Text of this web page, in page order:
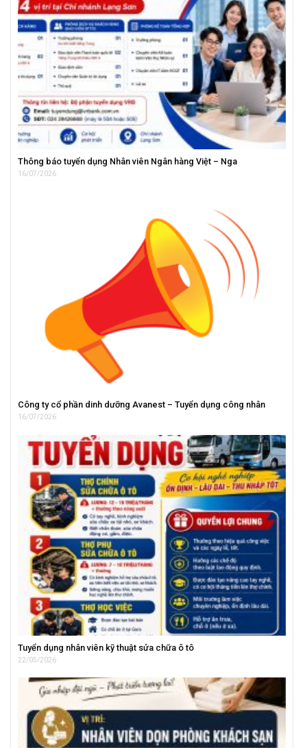
Thông báo tuyển dụng Nhân viên Ngân hàng Việt – Nga
16/07/2026
Công ty cổ phần dinh dưỡng Avanest – Tuyển dụng công nhân
16/07/2026
Tuyển dụng nhân viên kỹ thuật sửa chữa ô tô
22/05/2026